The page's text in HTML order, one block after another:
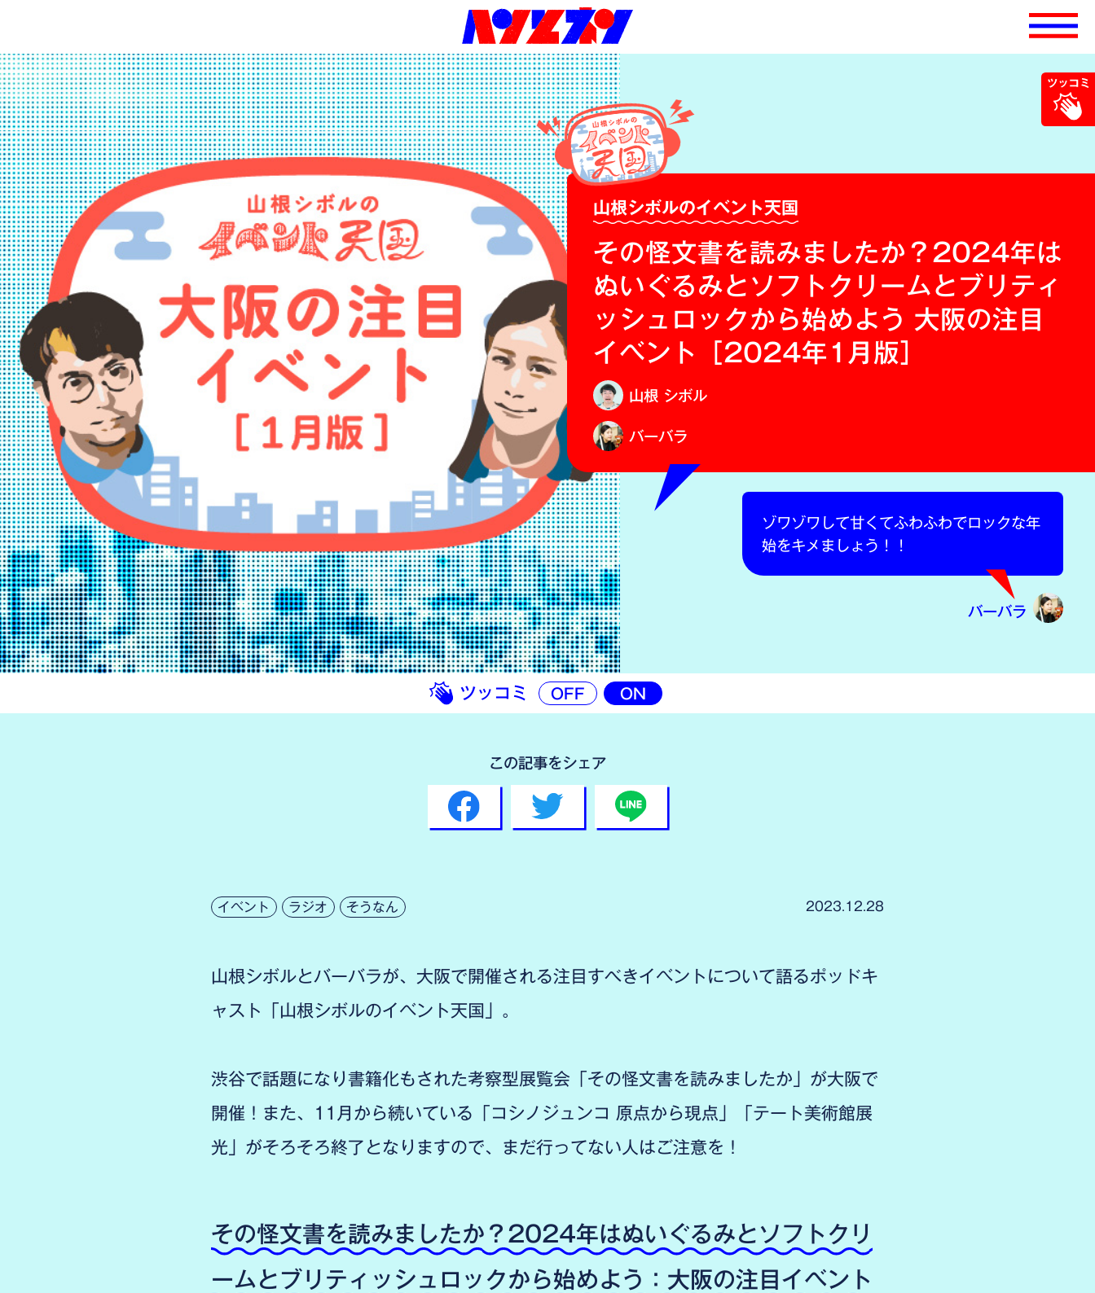
山根シボルのイベント天国
その怪文書を読みましたか？2024年は
ぬいぐるみとソフトクリームとブリティ
ッシュロックから始めよう 大阪の注目
イベント［2024年1月版］
山根 シボル
バーバラ
ゾワゾワして甘くてふわふわでロックな年
始をキメましょう！！
バーバラ
ツッコミ OFF ON
この記事をシェア
イベント ラジオ そうなん 2023.12.28
山根シボルとバーバラが、大阪で開催される注目すべきイベントについて語るポッドキ
ャスト「山根シボルのイベント天国」。
渋谷で話題になり書籍化もされた考察型展覧会「その怪文書を読みましたか」が大阪で
開催！また、11月から続いている「コシノジュンコ 原点から現点」「テート美術館展
光」がそろそろ終了となりますので、まだ行ってない人はご注意を！
その怪文書を読みましたか？2024年はぬいぐるみとソフトクリ
ームとブリティッシュロックから始めよう：大阪の注目イベント